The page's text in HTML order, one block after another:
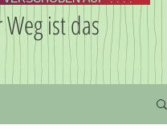
Weg ist das